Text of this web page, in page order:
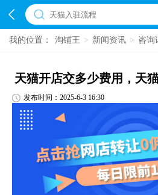
我的位置： 淘铺王 > 新闻资讯 > 咨询
天猫开店交多少费用，天
发布时间：2025-6-3 16:30